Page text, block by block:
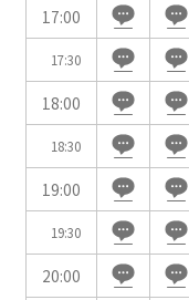
17:00
17:30
18:00
18:30
19:00
19:30
20:00
面積
会場の種類
イベントホール